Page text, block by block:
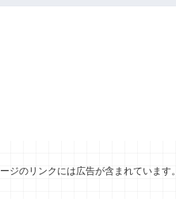
ジのリンクには広告が含まれています。